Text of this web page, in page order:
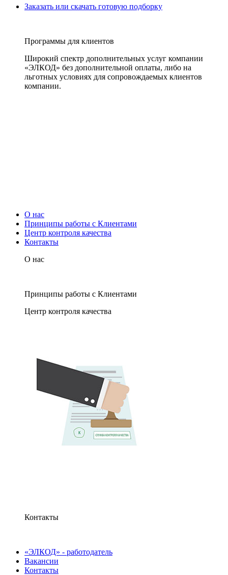
Заказать или скачать готовую подборку
Программы для клиентов
Широкий спектр дополнительных услуг компании
«ЭЛКОД» без дополнительной оплаты, либо на
льготных условиях для сопровождаемых клиентов
компании.
О нас
Принципы работы с Клиентами
Центр контроля качества
Контакты
О нас
Принципы работы с Клиентами
Центр контроля качества
Контакты
«ЭЛКОД» - работодатель
Вакансии
Контакты